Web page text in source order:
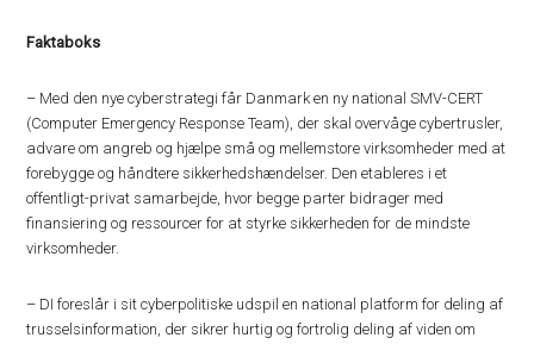
Faktaboks
– Med den nye cyberstrategi får Danmark en ny national SMV-CERT
(Computer Emergency Response Team), der skal overvåge cybertrusler,
advare om angreb og hjælpe små og mellemstore virksomheder med at
forebygge og håndtere sikkerhedshændelser. Den etableres i et
offentligt-privat samarbejde, hvor begge parter bidrager med
finansiering og ressourcer for at styrke sikkerheden for de mindste
virksomheder.
– DI foreslår i sit cyberpolitiske udspil en national platform for deling af
trusselsinformation, der sikrer hurtig og fortrolig deling af viden om